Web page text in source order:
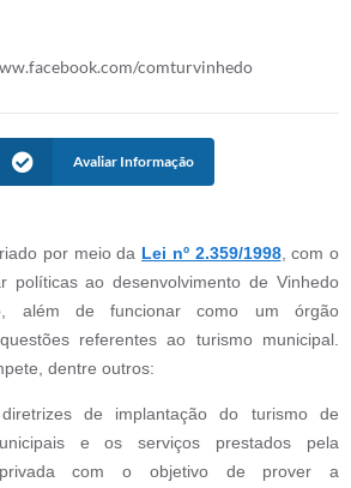
comturvinhedo
Avaliar Informação
por meio da Lei nº 2.359/1998, com o
políticas ao desenvolvimento de Vinhedo
além de funcionar como um órgão
referentes ao turismo municipal.
dentre outros:
de implantação do turismo de
e os serviços prestados pela
privada com o objetivo de prover a